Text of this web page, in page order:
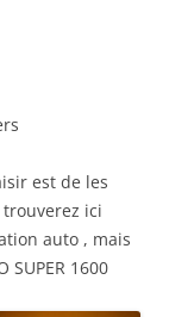
est de les
ici
auto , mais
SUPER 1600